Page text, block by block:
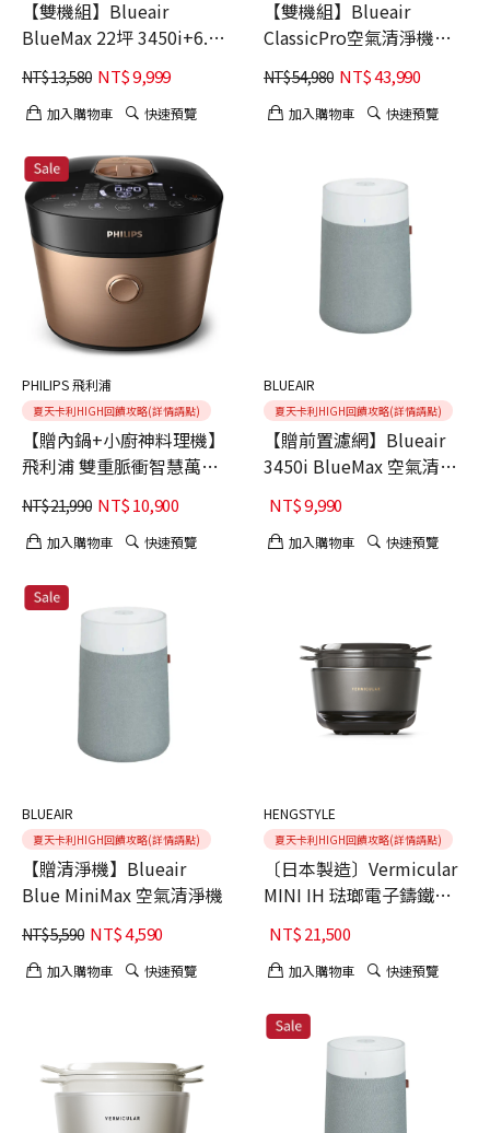
【雙機組】Blueair
BlueMax 22坪 3450i+6.3
坪 Mini Max 空氣清淨機
NT$13,580 NT$9,999
加入購物車 快速預覽
【雙機組】Blueair
ClassicPro空氣清淨機
CP9i+CP7i
NT$54,980 NT$43,990
加入購物車 快速預覽
PHILIPS 飛利浦
夏天卡利HIGH回饋攻略(詳情請點)
【贈內鍋+小廚神料理機】
飛利浦 雙重脈衝智慧萬用
鍋 HD2195
NT$21,990 NT$10,900
加入購物車 快速預覽
BLUEAIR
夏天卡利HIGH回饋攻略(詳情請點)
【贈前置濾網】Blueair
3450i BlueMax 空氣清淨
NT$9,990
加入購物車 快速預覽
BLUEAIR
夏天卡利HIGH回饋攻略(詳情請點)
【贈清淨機】Blueair
Blue MiniMax 空氣清淨機
NT$5,590 NT$4,590
加入購物車 快速預覽
HENGSTYLE
夏天卡利HIGH回饋攻略(詳情請點)
〔日本製造〕Vermicular
MINI IH 琺瑯電子鑄鐵鍋
(松露黑)
NT$21,500
加入購物車 快速預覽